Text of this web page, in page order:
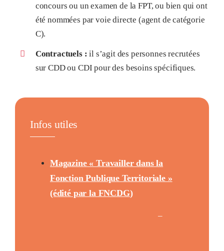
concours ou un examen de la FPT, ou bien qui ont
été nommées par voie directe (agent de catégorie
C).
Contractuels : il s’agit des personnes recrutées
sur CDD ou CDI pour des besoins spécifiques.
Infos utiles
Magazine « Travailler dans la
Fonction Publique Territoriale »
(édité par la FNCDG)
–